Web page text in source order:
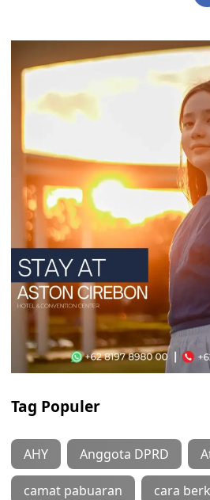
Tag Populer
AHY Anggota DPRD
camat pabuaran cara